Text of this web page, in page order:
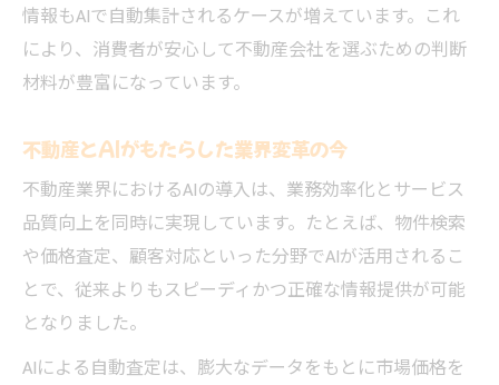
情報もAIで自動集計されるケースが増えています。これ
により、消費者が安心して不動産会社を選ぶための判断
材料が豊富になっています。
不動産とAIがもたらした業界変革の今
不動産業界におけるAIの導入は、業務効率化とサービス
品質向上を同時に実現しています。たとえば、物件検索
や価格査定、顧客対応といった分野でAIが活用されるこ
とで、従来よりもスピーディかつ正確な情報提供が可能
となりました。
AIによる自動査定は、膨大なデータをもとに市場価格を